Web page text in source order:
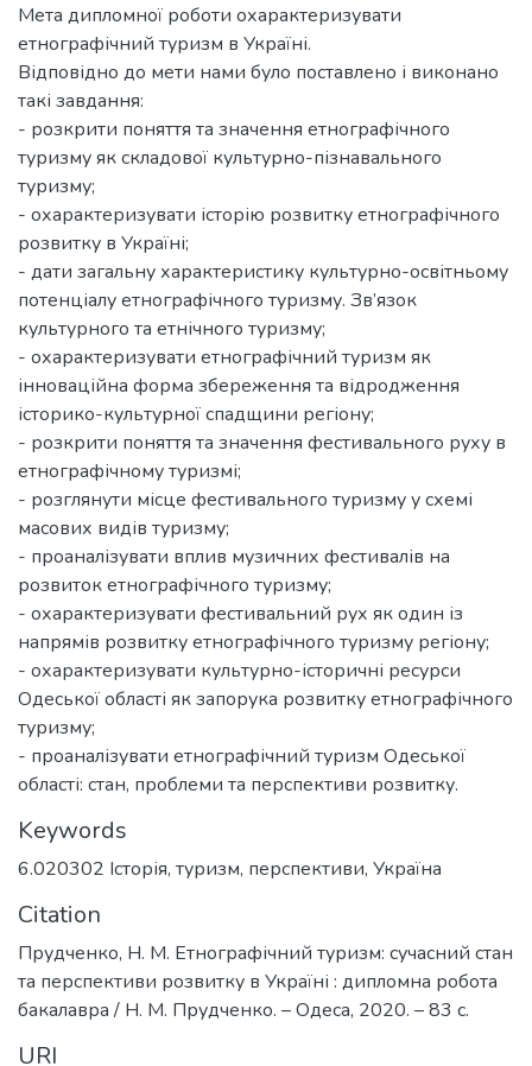
Мета дипломної роботи охарактеризувати
етнографічний туризм в Україні.
Відповідно до мети нами було поставлено і виконано
такі завдання:
- розкрити поняття та значення етнографічного
туризму як складової культурно-пізнавального
туризму;
- охарактеризувати історію розвитку етнографічного
розвитку в Україні;
- дати загальну характеристику культурно-освітньому
потенціалу етнографічного туризму. Зв’язок
культурного та етнічного туризму;
- охарактеризувати етнографічний туризм як
інноваційна форма збереження та відродження
історико-культурної спадщини регіону;
- розкрити поняття та значення фестивального руху в
етнографічному туризмі;
- розглянути місце фестивального туризму у схемі
масових видів туризму;
- проаналізувати вплив музичних фестивалів на
розвиток етнографічного туризму;
- охарактеризувати фестивальний рух як один із
напрямів розвитку етнографічного туризму регіону;
- охарактеризувати культурно-історичні ресурси
Одеської області як запорука розвитку етнографічного
туризму;
- проаналізувати етнографічний туризм Одеської
області: стан, проблеми та перспективи розвитку.
Keywords
6.020302 Історія, туризм, перспективи, Україна
Citation
Прудченко, Н. М. Етнографічний туризм: сучасний стан
та перспективи розвитку в Україні : дипломна робота
бакалавра / Н. М. Прудченко. – Одеса, 2020. – 83 с.
URI